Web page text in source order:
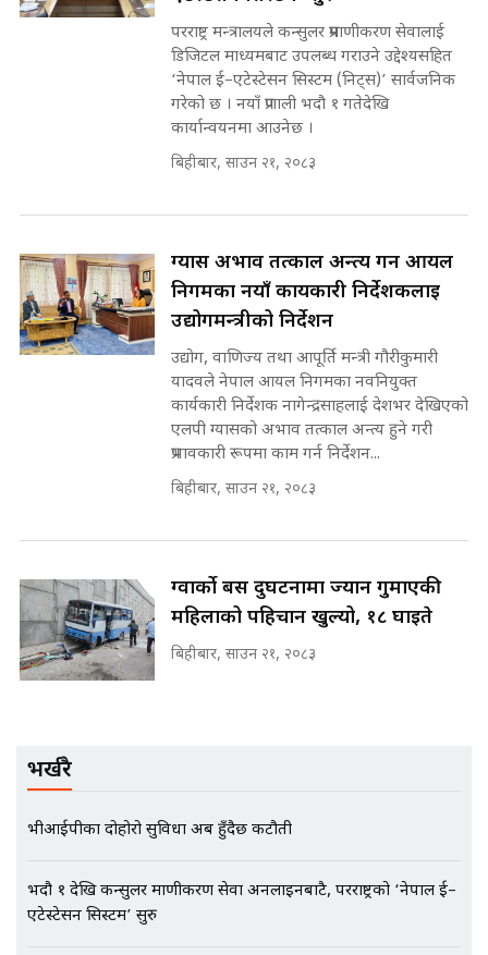
कहिले बन्ला चक्रपथ ? विस्तार कार्यमा
किन भइरहेछ ढिलाइ ?The Ring Road
SIDHAKURA |
गुरुङ, भक्कानिए सांसदहरू ||
SIDHAKURA ||
घुसको डिल गर्ने मन्त्रीकाे राजिनामा,
भूमिसुधार मन्त्रीलाई जोगाइदै ! ||
SIDHAKURA ||
प्रधानमन्त्री ? || SIDHAKURA ||
||
मन्त्री र पूर्व मन्त्रीको ७८ लाख घुस डिलको
अडियो | FULL AUDIO |
SIDHAKURA |
मन्त्री राजकुमारलाई घुस दिने विचौलीया
पूर्व मन्त्री रञ्जिता || SIDHAKURA
नोट मन्त्रीलाई घुस | SIDHAKURA |
SIDHAKURA INVESTIGATION |
EXCLUSIVE - भिजिट भिसामा सेटिङको
कनेक्सन ! || VISIT VISA SCAM
परराष्ट्र मन्त्रालयले कन्सुलर प्रमाणीकरण सेवालाई
डिजिटल माध्यमबाट उपलब्ध गराउने उद्देश्यसहित
‘नेपाल ई–एटेस्टेसन सिस्टम (निट्स)’ सार्वजनिक
गरेको छ । नयाँ प्रणाली भदौ १ गतेदेखि
कार्यान्वयनमा आउनेछ ।
बिहीबार, साउन २१, २०८३
ग्यास अभाव तत्काल अन्त्य गर्न आयल
निगमका नयाँ कार्यकारी निर्देशकलाई
उद्योगमन्त्रीको निर्देशन
उद्योग, वाणिज्य तथा आपूर्ति मन्त्री गौरीकुमारी
यादवले नेपाल आयल निगमका नवनियुक्त
कार्यकारी निर्देशक नागेन्द्रसाहलाई देशभर देखिएको
एलपी ग्यासको अभाव तत्काल अन्त्य हुने गरी
प्रभावकारी रूपमा काम गर्न निर्देशन...
बिहीबार, साउन २१, २०८३
ग्वार्को बस दुर्घटनामा ज्यान गुमाएकी
महिलाको पहिचान खुल्यो, १८ घाइते
बिहीबार, साउन २१, २०८३
भर्खरै
भीआईपीका दोहोरो सुविधा अब हुँदैछ कटौती
भदौ १ देखि कन्सुलर प्रमाणीकरण सेवा अनलाइनबाटै, परराष्ट्रको ‘नेपाल ई–
एटेस्टेसन सिस्टम’ सुरु